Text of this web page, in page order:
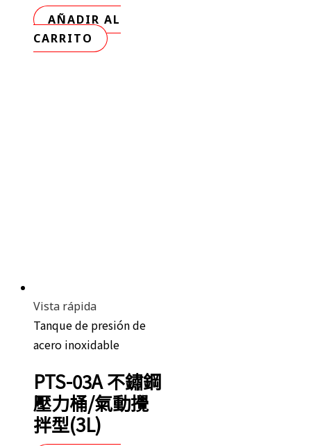
AÑADIR AL
CARRITO
Vista rápida
Tanque de presión de
acero inoxidable
PTS-03A 不鏽鋼
壓力桶/氣動攪
拌型(3L)